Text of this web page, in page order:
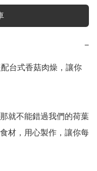
−
台式香菇肉燥，讓你
就不能錯過我們的荷葉
材，用心製作，讓你每